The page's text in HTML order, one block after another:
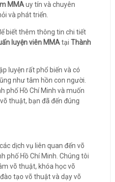
MMAuy tín và chuyên
và phát triển.
biết thêm thông tin chi tiết
luyện viên MMAtại Thành
luyện rất phổ biến và có
như tâm hồn con người.
phố Hồ Chí Minh và muốn
thuật, bạn đã đến đúng
dịch vụ liên quan đến võ
phố Hồ Chí Minh. Chúng tôi
võ thuật, khóa học võ
tạo võ thuật và dạy võ